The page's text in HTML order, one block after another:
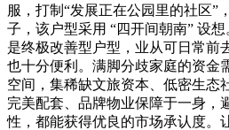
服，打制“发展正在公园里的社区”
子，该户型采用 “四开间朝南” 设
是终极改善型户型，业从可日常前
也十分便利。满脚分歧家庭的资金
空间，集稀缺文旅资本、低密生态
完美配套、品牌物业保障于一身，
性，都能获得优良的市场承认度。